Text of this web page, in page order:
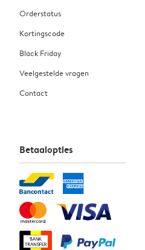
Orderstatus
Kortingscode
Black Friday
Veelgestelde vragen
Contact
Betaalopties